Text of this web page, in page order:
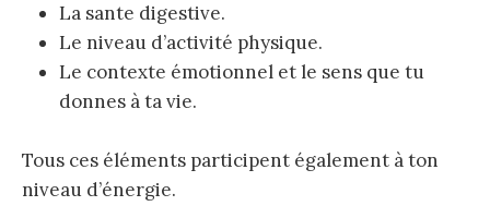
La sante digestive.
Le niveau d’activité physique.
Le contexte émotionnel et le sens que tu
donnes à ta vie.
Tous ces éléments participent également à ton
niveau d’énergie.